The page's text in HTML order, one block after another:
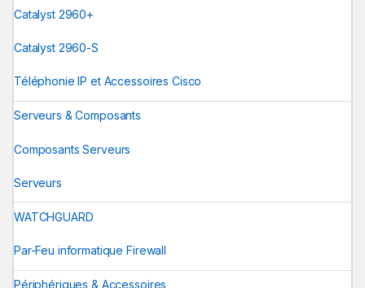
Catalyst 2960+
Catalyst 2960-S
Téléphonie IP et Accessoires Cisco
Serveurs & Composants
Composants Serveurs
Serveurs
WATCHGUARD
Par-Feu informatique Firewall
Périphériques & Accessoires